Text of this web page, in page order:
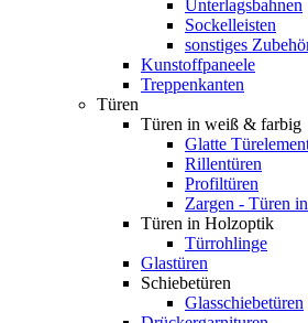
Unterlagsbahnen
Sockelleisten
sonstiges
Kunstoffpaneele
Treppenkanten
Türen
Türen in weiß & farbig
Glatte
Rillentüren
Profiltüren
Zargen - Türen
Türen in Holzoptik
Türrohlinge
Glastüren
Schiebetüren
Glasschiebetüren